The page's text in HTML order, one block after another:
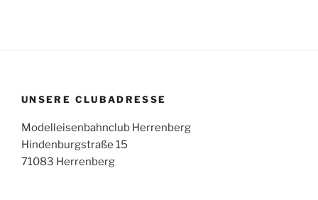
UNSERE CLUBADRESSE
Modelleisenbahnclub Herrenberg
Hindenburgstraße 15
71083 Herrenberg